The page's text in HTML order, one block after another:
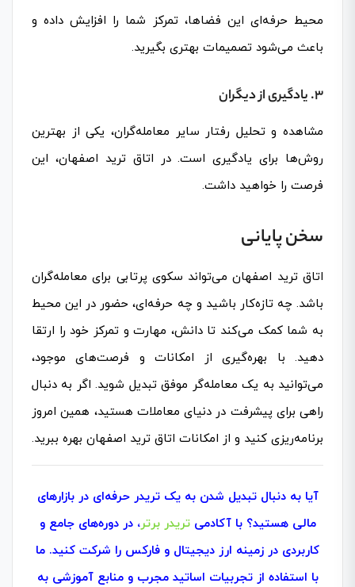
محیط حرفه‌ای این فضاها، تمرکز شما را افزایش داده و
باعث می‌شود تصمیمات بهتری بگیرید.
3. یادگیری از دیگران
مشاهده و تحلیل رفتار سایر معامله‌گران، یکی از بهترین
روش‌ها برای یادگیری است. در اتاق ترید اصفهان، این
فرصت را خواهید داشت.
سخن پایانی
اتاق ترید اصفهان می‌تواند سکوی پرتابی برای معامله‌گران
باشد. چه تازه‌کار باشید و چه حرفه‌ای، حضور در این محیط
به شما کمک می‌کند تا دانش، مهارت و تمرکز خود را ارتقا
دهید. با بهره‌گیری از امکانات و فرصت‌های موجود،
می‌توانید به یک معامله‌گر موفق تبدیل شوید. اگر به دنبال
راهی برای پیشرفت در دنیای معاملات هستید، همین امروز
برنامه‌ریزی کنید و از امکانات اتاق ترید اصفهان بهره ببرید.
آیا به دنبال تبدیل شدن به یک تریدر حرفه‌ای در بازارهای
مالی هستید؟ با آکادمیتریدر برتر، در دوره‌های جامع و
کاربردی در زمینه ارز دیجیتال و فارکس را شرکت کنید. ما
با استفاده از تجربیات اساتید مجرب و منابع آموزشی به‌